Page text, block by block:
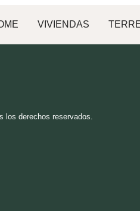
VIVIENDAS
los derechos reservados.